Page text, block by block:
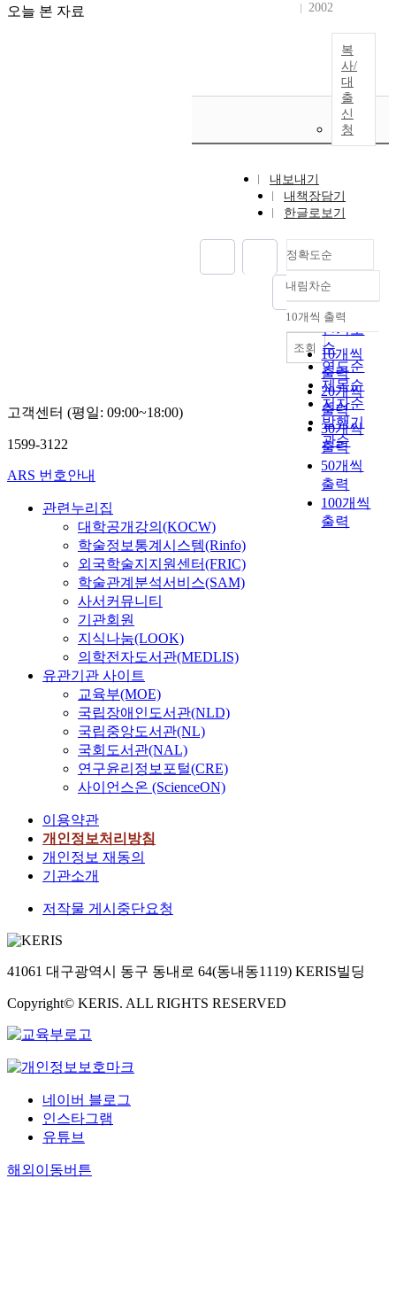
오늘 본 자료
2002
복
사/
대
출
신
청
내보내기
내책장담기
한글로보기
정확도순
정확도
순
인기도
순
연도순
제목순
저자순
발행기
관순
내림차순
내림차순
10개씩 출력
10개씩
출력
20개씩
출력
30개씩
출력
50개씩
출력
100개씩
출력
조회
고객센터 (평일: 09:00~18:00)
1599-3122
ARS 번호안내
관련누리집
대학공개강의(KOCW)
학술정보통계시스템(Rinfo)
외국학술지지원센터(FRIC)
학술관계분석서비스(SAM)
사서커뮤니티
기관회원
지식나눔(LOOK)
의학전자도서관(MEDLIS)
유관기관 사이트
교육부(MOE)
국립장애인도서관(NLD)
국립중앙도서관(NL)
국회도서관(NAL)
연구윤리정보포털(CRE)
사이언스온 (ScienceON)
이용약관
개인정보처리방침
개인정보 재동의
기관소개
저작물 게시중단요청
41061 대구광역시 동구 동내로 64(동내동1119) KERIS빌딩
Copyright© KERIS. ALL RIGHTS RESERVED
네이버 블로그
인스타그램
유튜브
해외이동버튼